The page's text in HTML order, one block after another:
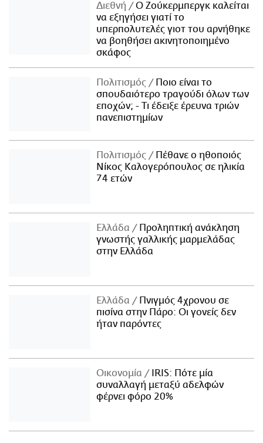
Διεθνή
Ο Ζούκερμπεργκ καλείται
να εξηγήσει γιατί το
υπερπολυτελές γιοτ του αρνήθηκε
να βοηθήσει ακινητοποιημένο
σκάφος
Πολιτισμός
Ποιο είναι το
σπουδαιότερο τραγούδι όλων των
εποχών; - Τι έδειξε έρευνα τριών
πανεπιστημίων
Πολιτισμός
Πέθανε ο ηθοποιός
Νίκος Καλογερόπουλος σε ηλικία
74 ετών
Ελλάδα
Προληπτική ανάκληση
γνωστής γαλλικής μαρμελάδας
στην Ελλάδα
Ελλάδα
Πνιγμός 4χρονου σε
πισίνα στην Πάρο: Οι γονείς δεν
ήταν παρόντες
Οικονομία
IRIS: Πότε μία
συναλλαγή μεταξύ αδελφών
φέρνει φόρο 20%